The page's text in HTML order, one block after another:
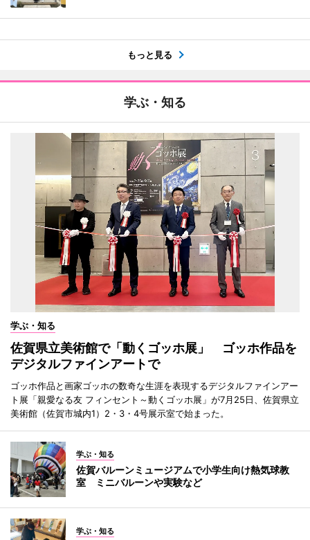
もっと見る
学ぶ・知る
学ぶ・知る
佐賀県立美術館で「動くゴッホ展」 ゴッホ作品を
デジタルファインアートで
ゴッホ作品と画家ゴッホの数奇な生涯を表現するデジタルファインアー
ト展「親愛なる友 フィンセント～動くゴッホ展」が7月25日、佐賀県立
美術館（佐賀市城内1）2・3・4号展示室で始まった。
学ぶ・知る
佐賀バルーンミュージアムで小学生向け熱気球教
室 ミニバルーンや実験など
学ぶ・知る